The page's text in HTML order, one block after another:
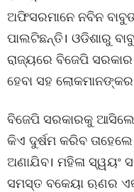
ଅଫିସରମାନେ ନବିନ
ପାଲଟିଛନ୍ତି। ଓଡିଶାରୁ
ରାଜ୍ୟରେ ବିଜେପି
ହେବା ସହ
ବିଜେପି ସରକାରକୁ
କିଏ ଦୁର୍ଷମ କରିବ
ଅଣାଯିବ। ମହିଳା ସ୍ୱୟଂ
ସମସ୍ତ ବକେୟା ଋଣର